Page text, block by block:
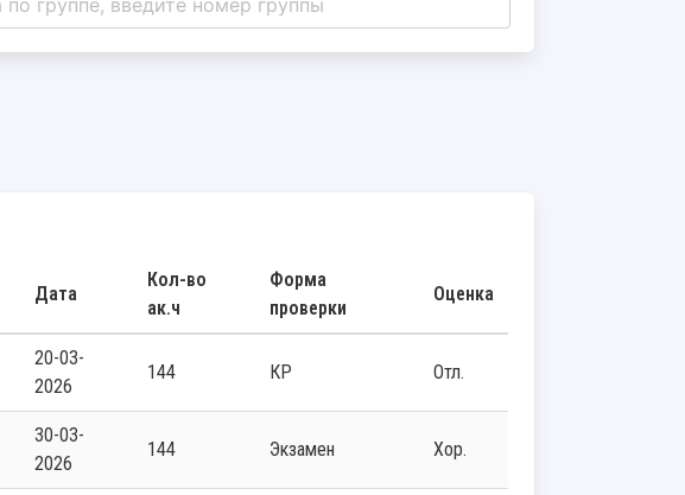
Дата
Кол-во
ак.ч
Форма
проверки
Оценка
20-03-
2026
144 КР Отл.
30-03-
2026
144 экзамен Хор.